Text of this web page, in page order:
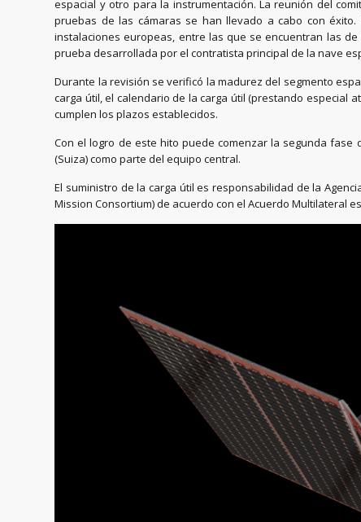
espacial y otro para la instrumentación. La reunión del
pruebas de las cámaras se han llevado a cabo con
instalaciones europeas, entre las que se encuentran las
prueba desarrollada por el contratista principal de la nave
Durante la revisión se verificó la madurez del segmento
carga útil, el calendario de la carga útil (prestando especial
cumplen los plazos establecidos.
Con el logro de este hito puede comenzar la segunda fase
(Suiza) como parte del equipo central.
El suministro de la carga útil es responsabilidad de la
Mission Consortium) de acuerdo con el Acuerdo Multilateral